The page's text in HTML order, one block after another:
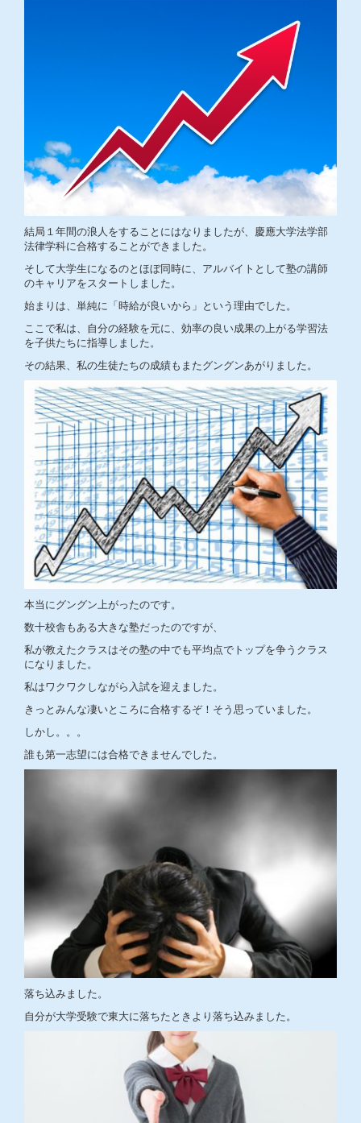
結局１年間の浪人をすることにはなりましたが、慶應大学法学部
法律学科に合格することができました。
そして大学生になるのとほぼ同時に、アルバイトとして塾の講師
のキャリアをスタートしました。
始まりは、単純に「時給が良いから」という理由でした。
ここで私は、自分の経験を元に、効率の良い成果の上がる学習法
を子供たちに指導しました。
その結果、私の生徒たちの成績もまたグングンあがりました。
本当にグングン上がったのです。
数十校舎もある大きな塾だったのですが、
私が教えたクラスはその塾の中でも平均点でトップを争うクラス
になりました。
私はワクワクしながら入試を迎えました。
きっとみんな凄いところに合格するぞ！そう思っていました。
しかし。。。
誰も第一志望には合格できませんでした。
落ち込みました。
自分が大学受験で東大に落ちたときより落ち込みました。